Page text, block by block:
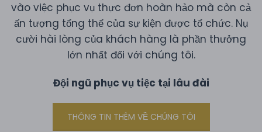
vào việc phục vụ thực đơn hoàn hảo mà còn cả
ấn tượng tổng thể của sự kiện được tổ chức. Nụ
cười hài lòng của khách hàng là phần thưởng
lớn nhất đối với chúng tôi.
Đội ngũ phục vụ tiệc tại lâu đài
THÔNG TIN THÊM VỀ CHÚNG TÔI